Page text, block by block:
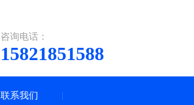
咨询电话：
15821851588
联系我们